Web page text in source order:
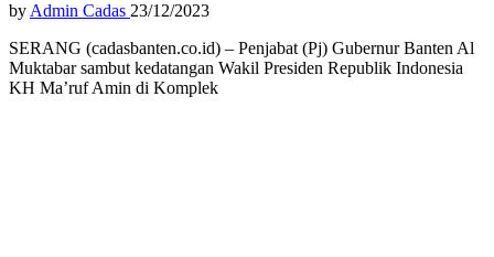
byAdmin Cadas 23/12/2023
SERANG (cadasbanten.co.id) – Penjabat (Pj) Gubernur Banten Al
Muktabar sambut kedatangan Wakil Presiden Republik Indonesia
KH Ma’ruf Amin di Komplek